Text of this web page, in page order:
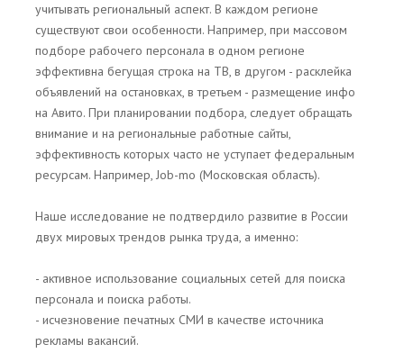
учитывать региональный аспект. В каждом регионе
существуют свои особенности. Например, при массовом
подборе рабочего персонала в одном регионе
эффективна бегущая строка на ТВ, в другом - расклейка
объявлений на остановках, в третьем - размещение инфо
на Авито. При планировании подбора, следует обращать
внимание и на региональные работные сайты,
эффективность которых часто не уступает федеральным
ресурсам. Например, Job-mo (Московская область).
Наше исследование не подтвердило развитие в России
двух мировых трендов рынка труда, а именно:
- активное использование социальных сетей для поиска
персонала и поиска работы.
- исчезновение печатных СМИ в качестве источника
рекламы вакансий.